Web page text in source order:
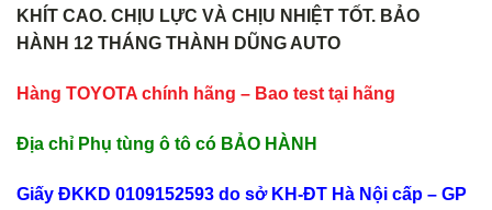
KHÍT CAO. CHỊU LỰC VÀ CHỊU NHIỆT TỐT. BẢO
HÀNH 12 THÁNG THÀNH DŨNG AUTO
Hàng TOYOTA chính hãng – Bao test tại hãng
Địa chỉ Phụ tùng ô tô có BẢO HÀNH
Giấy ĐKKD 0109152593 do sở KH-ĐT Hà Nội cấp – GP